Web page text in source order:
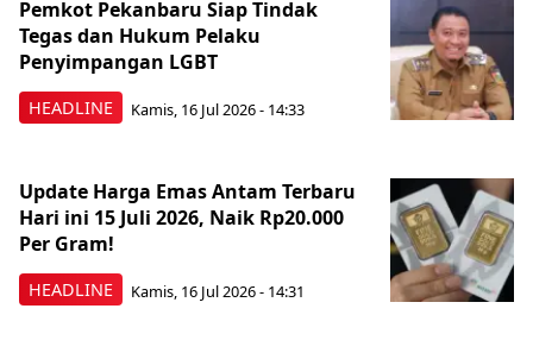
HEADLINE
Pemkot Pekanbaru Siap Tindak
Tegas dan Hukum Pelaku
Penyimpangan LGBT
Kamis, 16 Jul 2026 - 14:33
HEADLINE
Update Harga Emas Antam Terbaru
Hari ini 15 Juli 2026, Naik Rp20.000
Per Gram!
Kamis, 16 Jul 2026 - 14:31